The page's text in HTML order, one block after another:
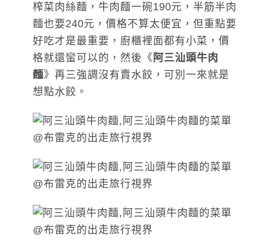
榨菜肉絲麵，牛肉麵一碗190元，半筋半肉
麵也要240元，價格不算太便宜，但重點要
好吃才是最重要，廚櫃裡面都有小菜，價
格就還蠻可以的，然後《 阿三汕頭牛肉
麵》再三強調沒有賣水餃，可別一來就是
想點水餃。